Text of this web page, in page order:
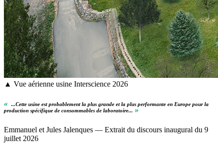
▲ Vue aérienne usine Interscience 2026
« ...Cette usine est probablement la plus grande et la plus performante en Europe pour la
production spécifique de consommables de laboratoire... »
Emmanuel et Jules Jalenques — Extrait du discours inaugural du 9
juillet 2026